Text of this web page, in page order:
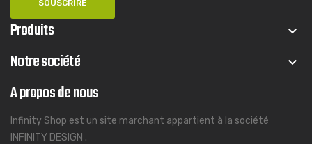
Produits keyboard_arrow_down
Notre société keyboard_arrow_down
A propos de nous
Infinity Shop est un site marchant appartient à la société
INFINITY DESIGN .